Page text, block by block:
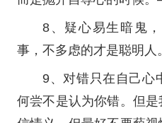
8、疑心易生暗鬼
事，不多虑的才是聪明
9、对错只在自己心
何尝不是认为你错。但